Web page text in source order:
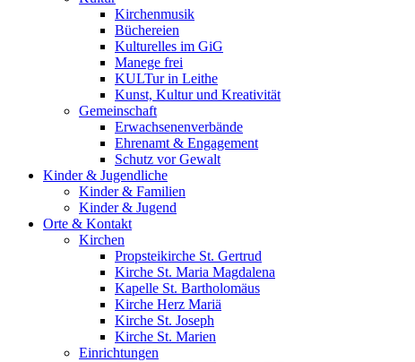
Kirchenmusik
Büchereien
Kulturelles im GiG
Manege frei
KULTur in Leithe
Kunst, Kultur und Kreativität
Gemeinschaft
Erwachsenenverbände
Ehrenamt & Engagement
Schutz vor Gewalt
Kinder & Jugendliche
Kinder & Familien
Kinder & Jugend
Orte & Kontakt
Kirchen
Propsteikirche St. Gertrud
Kirche St. Maria Magdalena
Kapelle St. Bartholomäus
Kirche Herz Mariä
Kirche St. Joseph
Kirche St. Marien
Einrichtungen